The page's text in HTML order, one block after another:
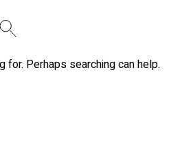
for. Perhaps searching can help.